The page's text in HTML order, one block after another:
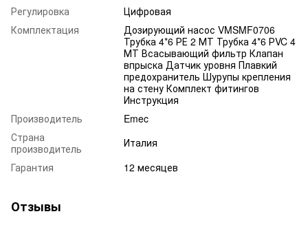
Регулировка
Цифровая
Комплектация
Дозирующий насос VMSMF0706
Трубка 4*6 РЕ 2 МТ Трубка 4*6 РVC 4
МТ Всасывающий фильтр Клапан
впрыска Датчик уровня Плавкий
предохранитель Шурупы крепления
на стену Комплект фитингов
Инструкция
Производитель
Emec
Страна
производитель
Италия
Гарантия
12 месяцев
Отзывы